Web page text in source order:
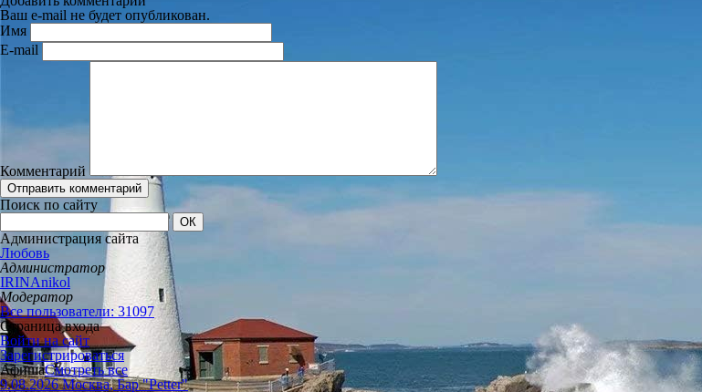
Ваш e-mail не будет опубликован.
Имя
E-mail
Комментарий
Поиск по сайту
Администрация сайта
Любовь
Администратор
IRINAnikol
Модератор
Все пользователи: 31097
Страница входа
Войти на сайт
Зарегистрироваться
АфишаСмотреть все
9.08.2026 Москва, Бар "Petter"